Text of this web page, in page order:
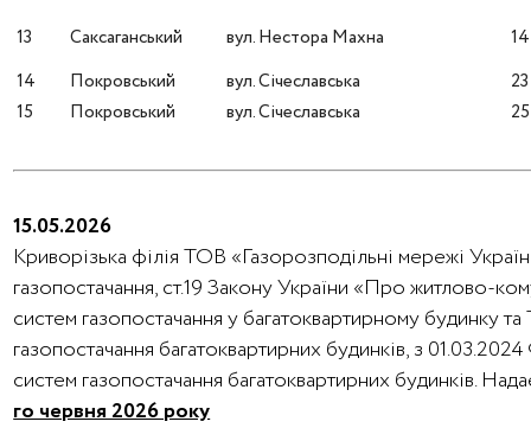
13 Саксаганський вул. Нестора Махна
14
14
Покровський вул. Січеславська
23
15
Покровський вул. Січеславська 25
15.05.2026
Криворізька філія ТОВ «Газорозподільні мережі
газопостачання, ст.19 Закону України «Про житлово-
систем газопостачання у багатоквартирному будинку
газопостачання багатоквартирних будинків, з
систем газопостачання багатоквартирних будинків.
го червня 2026 року